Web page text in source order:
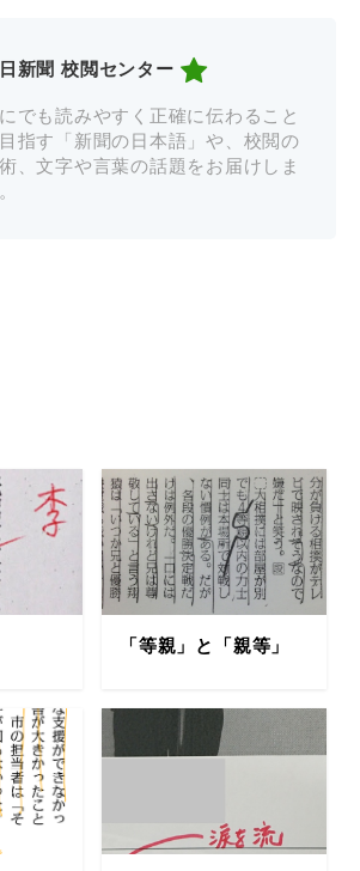
新聞 校閲センター
でも読みやすく正確に伝わること
指す「新聞の日本語」や、校閲の
、文字や言葉の話題をお届けしま
「等親」と「親等」